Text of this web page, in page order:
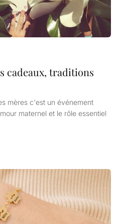
cadeaux, traditions
mères c'est un événement
maternel et le rôle essentiel